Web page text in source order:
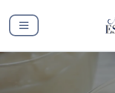
Pular
o